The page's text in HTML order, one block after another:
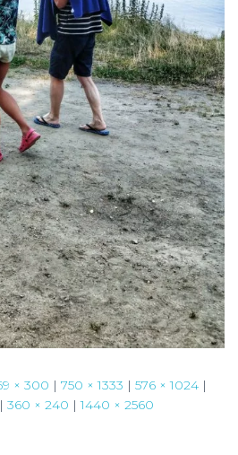
× 300 | 750 × 1333 | 576 × 1024 |
| 360 × 240 | 1440 × 2560